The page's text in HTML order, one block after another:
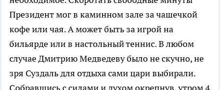
Президент мог в каминном зале за чашечкой
кофе или чая. А может быть за игрой на
бильярде или в настольный теннис. В любом
случае Дмитрию Медведеву было не скучно, не
зря Суздаль для отдыха сами цари выбирали.
Собравшись с силами и духом окрепнув, утром 4